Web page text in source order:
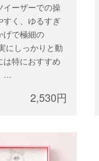
イーザーでの操
すく、ゆるすぎ
げで極細の
にしっかりと動
は特におすすめ
たは 9-13mm
2,530円